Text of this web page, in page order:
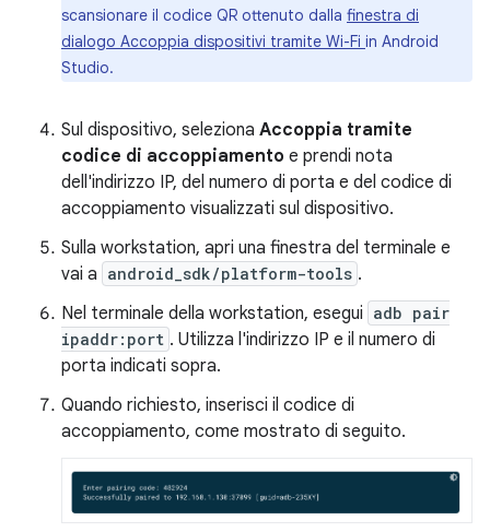
scansionare il codice QR ottenuto dalla finestra di
dialogo Accoppia dispositivi tramite Wi-Fi in Android
Studio.
Sul dispositivo, seleziona Accoppia tramite
codice di accoppiamento e prendi nota
dell'indirizzo IP, del numero di porta e del codice di
accoppiamento visualizzati sul dispositivo.
Sulla workstation, apri una finestra del terminale e
vai a android_sdk/platform-tools .
Nel terminale della workstation, esegui adb pair
ipaddr:port . Utilizza l'indirizzo IP e il numero di
porta indicati sopra.
Quando richiesto, inserisci il codice di
accoppiamento, come mostrato di seguito.